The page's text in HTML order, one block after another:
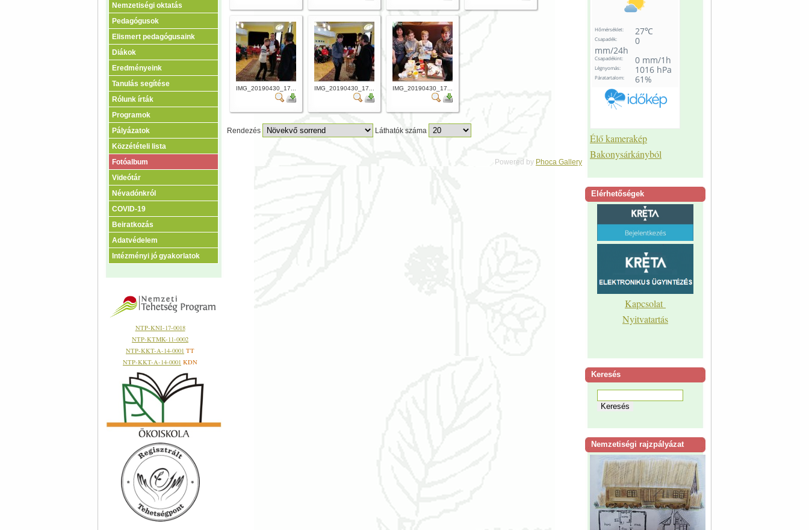
Nemzetiségi oktatás
Pedagógusok
Elismert pedagógusaink
Diákok
Eredményeink
Tanulás segítése
Rólunk írták
Programok
Pályázatok
Közzétételi lista
Fotóalbum
Videótár
Névadónkról
COVID-19
Beiratkozás
Adatvédelem
Intézményi jó gyakorlatok
NTP-KNI-17-0018
NTP-KTMK-11-0002
NTP-KKT-A-14-0001 TT
NTP-KKT-A-14-0001 KDN
IMG_20190430_17... IMG_20190430_17... IMG_20190430_17...
Rendezés Láthatók száma
Powered by Phoca Gallery
Élő kamerakép
Bakonysárkányból
Elérhetőségek
Kapcsolat
Nyitvatartás
Keresés
Nemzetiségi rajzpályázat